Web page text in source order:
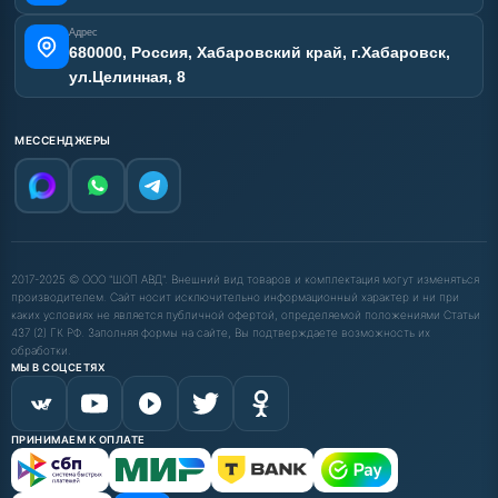
Адрес
680000, Россия, Хабаровский край, г.Хабаровск,
ул.Целинная, 8
МЕССЕНДЖЕРЫ
2017-2025 © ООО "ШОП АВД". Внешний вид товаров и комплектация могут изменяться
производителем. Сайт носит исключительно информационный характер и ни при
каких условиях не является публичной офертой, определяемой положениями Статьи
437 (2) ГК РФ. Заполняя формы на сайте, Вы подтверждаете возможность их
обработки.
МЫ В СОЦСЕТЯХ
ПРИНИМАЕМ К ОПЛАТЕ